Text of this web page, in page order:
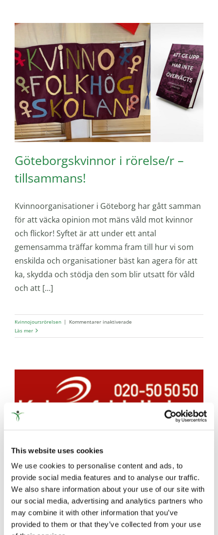
This website uses cookies
We use cookies to personalise content and ads, to
provide social media features and to analyse our traffic.
We also share information about your use of our site with
our social media, advertising and analytics partners who
may combine it with other information that you’ve
provided to them or that they’ve collected from your use
Göteborgskvinnor i rörelse/r –
tillsammans!
Kvinnoorganisationer i Göteborg har gått samman
för att väcka opinion mot mäns våld mot kvinnor
och flickor! Syftet är att under ett antal
gemensamma träffar komma fram till hur vi som
enskilda och organisationer bäst kan agera för att
ka, skydda och stödja den som blir utsatt för våld
och att [...]
Kvinnojoursrörelsen | Kommentarer inaktiverade
i
Läs mer
Kvinnofridslinjen har tagit emot
fler samtal än någonsin
Den nationella stödtelefonen Kvinnofridslinjen 020-
50 50 50 har under 2023 i snitt besvarat 135 samtal
per dygn. Det är fler samtal än någonsin tidigare.
Under 2023 besvarades sammanlagt 49 354